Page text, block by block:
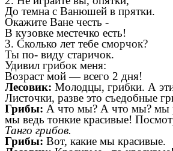
До темна с Ванюшей в прятки.
Окажите Ване честь -
В кузовке местечко есть!
3. Сколько лет тебе сморчок?
Ты по- виду старичок.
Удивил грибок меня:
Возраст мой—всего 2 дня!
Лесовик: Молодцы, грибки. А
Листочки, разве это съедобные
Грибы: А что мы? А что мы? мы
мы ведь тонкие красивые!
Танго грибов.
Грибы: Вот, какие мы красивые.